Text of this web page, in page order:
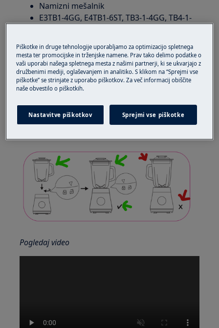
Namizni mešalnik
E3TB1-4GG, E4TB1-6ST, TB3-1-4GG, TB4-1-
Rešitev
1. Prepričajte se, da so vse komponente v
pravilnem položaju.
Opomba!Skodelico je mogoče namestiti samo
na podlago z ročajem proti uporabniškemu
Pogledaj video
Piškotke in druge tehnologije uporabljamo za optimizacijo spletnega
mesta ter promocijske in trženjske namene. Prav tako delimo podatke o
vaši uporabi našega spletnega mesta z našimi partnerji, ki se ukvarjajo z
družbenimi mediji, oglaševanjem in analitiko. S klikom na “Sprejmi vse
piškotke” se strinjate z uporabo piškotkov. Za več informacij obiščite
naše obvestilo o piškotkih.
Nastavitve piškotkov Sprejmi vse piškotke